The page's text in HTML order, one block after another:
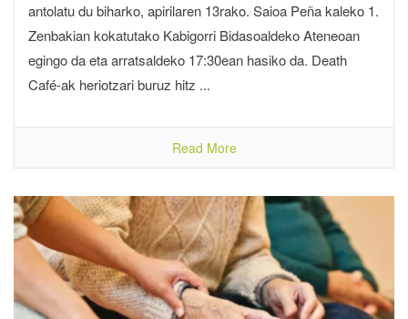
antolatu du biharko, apirilaren 13rako. Saioa Peña kaleko 1.
Zenbakian kokatutako Kabigorri Bidasoaldeko Ateneoan
egingo da eta arratsaldeko 17:30ean hasiko da. Death
Café-ak heriotzari buruz hitz ...
Read More